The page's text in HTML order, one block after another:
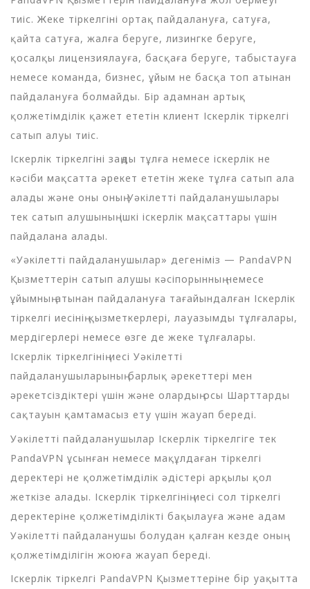
тиіс. Жеке тіркелгіні ортақ пайдалануға, сатуға,
қайта сатуға, жалға беруге, лизингке беруге,
қосалқы лицензиялауға, басқаға беруге, табыстауға
немесе команда, бизнес, ұйым не басқа топ атынан
пайдалануға болмайды. Бір адамнан артық
қолжетімділік қажет ететін клиент Іскерлік тіркелгі
сатып алуы тиіс.
Іскерлік тіркелгіні заңды тұлға немесе іскерлік не
кәсіби мақсатта әрекет ететін жеке тұлға сатып ала
алады және оны оның Уәкілетті пайдаланушылары
тек сатып алушының ішкі іскерлік мақсаттары үшін
пайдалана алады.
«Уәкілетті пайдаланушылар» дегеніміз — PandaVPN
Қызметтерін сатып алушы кәсіпорынның немесе
ұйымның атынан пайдалануға тағайындалған Іскерлік
тіркелгі иесінің қызметкерлері, лауазымды тұлғалары,
мердігерлері немесе өзге де жеке тұлғалары.
Іскерлік тіркелгінің иесі Уәкілетті
пайдаланушыларының барлық әрекеттері мен
әрекетсіздіктері үшін және олардың осы Шарттарды
сақтауын қамтамасыз ету үшін жауап береді.
Уәкілетті пайдаланушылар Іскерлік тіркелгіге тек
PandaVPN ұсынған немесе мақұлдаған тіркелгі
деректері не қолжетімділік әдістері арқылы қол
жеткізе алады. Іскерлік тіркелгінің иесі сол тіркелгі
деректеріне қолжетімділікті бақылауға және адам
Уәкілетті пайдаланушы болудан қалған кезде оның
қолжетімділігін жоюға жауап береді.
Іскерлік тіркелгі PandaVPN Қызметтеріне бір уақытта